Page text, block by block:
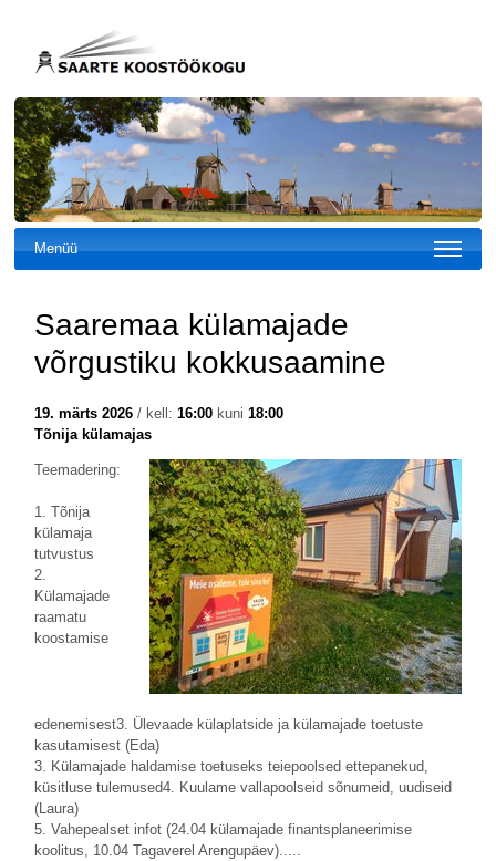
Menüü
Saaremaa külamajade
võrgustiku kokkusaamine
19. märts 2026/ kell: 16:00kuni 18:00
Tõnija külamajas
Teemadering:
1. Tõnija
külamaja
tutvustus
2.
Külamajade
raamatu
koostamise
edenemisest3. Ülevaade külaplatside ja külamajade toetuste
kasutamisest (Eda)
3. Külamajade haldamise toetuseks teiepoolsed ettepanekud,
küsitluse tulemused4. Kuulame vallapoolseid sõnumeid, uudiseid
(Laura)
5. Vahepealset infot (24.04 külamajade finantsplaneerimise
koolitus, 10.04 Tagaverel Arengupäev).....